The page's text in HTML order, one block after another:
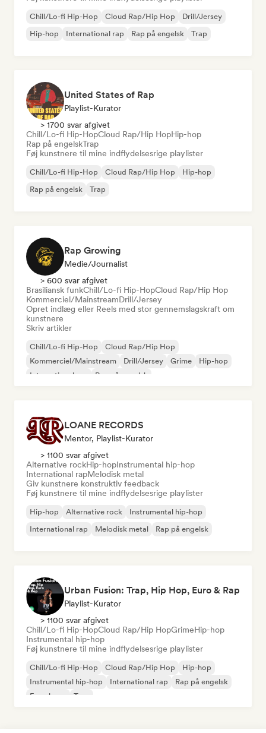
Chill/Lo-fi Hip-Hop Cloud Rap/Hip Hop
Drill/Jersey
Hip-hop
International rap Rap på engelsk Trap
United States of Rap
Playlist-Kurator
> 1700 svar afgivet
Chill/Lo-fi Hip-HopCloud Rap/Hip HopHip-hop
Rap på engelskTrap
Føj kunstnere til mine indflydelsesrige playlister
Chill/Lo-fi Hip-Hop Cloud Rap/Hip Hop
Hip-hop
Rap på engelsk
Trap
Rap Growing
Medie/journalist
> 600 svar afgivet
Brasiliansk funkChill/Lo-fi Hip-HopCloud Rap/Hip Hop
Kommerciel/MainstreamDrill/Jersey
Opret indlæg eller Reels med stor gennemslagskraft om
kunstnere
Skriv artikler
Chill/Lo-fi Hip-Hop
Cloud Rap/Hip Hop
Kommerciel/Mainstream
Drill/Jersey Grime
Hip-hop
International rap
Rap på engelsk
LOANE RECORDS
Mentor, Playlist-Kurator
> 1100 svar afgivet
Alternative rockHip-hopInstrumental hip-hop
International rapMelodisk metal
Giv kunstnere konstruktiv feedback
Føj kunstnere til mine indflydelsesrige playlister
Hip-hop Alternative rock
Instrumental hip-hop
International rap
Melodisk metal Rap på engelsk
Urban Fusion: Trap, Hip Hop, Euro & Rap
Playlist-Kurator
> 1100 svar afgivet
Chill/Lo-fi Hip-HopCloud Rap/Hip HopGrimeHip-hop
Instrumental hip-hop
Føj kunstnere til mine indflydelsesrige playlister
Chill/Lo-fi Hip-Hop Cloud Rap/Hip Hop
Hip-hop
Instrumental hip-hop
International rap
Rap på engelsk
Fransk rap
Trap